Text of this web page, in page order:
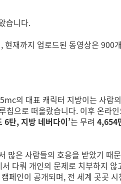
습니다.
재까지 업로드된 동영상은 900
의 대표 캐릭터 지방이는 사람
으로 떠올랐습니다. 이후 온라
6탄, 지방 네버다이’는 무려 4,654
많은 사람들의 호응을 받았기
다뤄 개인의 문제로 치부하지
캠페인이 공개되며, 전 세계 곳곳